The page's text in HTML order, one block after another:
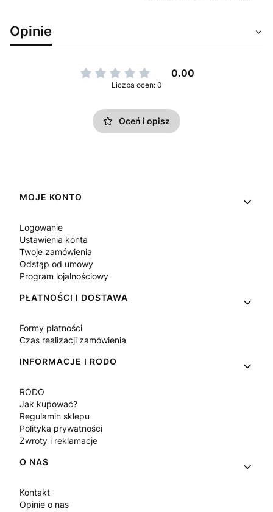
Opinie
0.00
Liczba ocen: 0
Oceń i opisz
Linki w stopce
MOJE KONTO
Logowanie
Ustawienia konta
Twoje zamówienia
Odstąp od umowy
Program lojalnościowy
PŁATNOŚCI I DOSTAWA
Formy płatności
Czas realizacji zamówienia
INFORMACJE I RODO
RODO
Jak kupować?
Regulamin sklepu
Polityka prywatności
Zwroty i reklamacje
O NAS
Kontakt
Opinie o nas